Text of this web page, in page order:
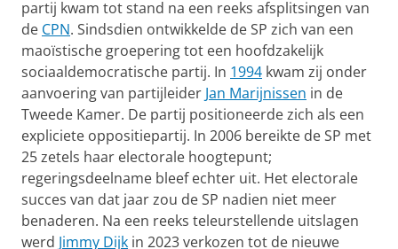
partij kwam tot stand na een reeks afsplitsingen van
de CPN. Sindsdien ontwikkelde de SP zich van een
maoïstische groepering tot een hoofdzakelijk
sociaaldemocratische partij. In 1994 kwam zij onder
aanvoering van partijleider Jan Marijnissen in de
Tweede Kamer. De partij positioneerde zich als een
expliciete oppositiepartij. In 2006 bereikte de SP met
25 zetels haar electorale hoogtepunt;
regeringsdeelname bleef echter uit. Het electorale
succes van dat jaar zou de SP nadien niet meer
benaderen. Na een reeks teleurstellende uitslagen
werd Jimmy Dijk in 2023 verkozen tot de nieuwe